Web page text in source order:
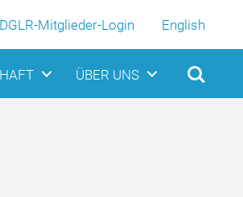
Mitglieder-Login English
ÜBER UNS